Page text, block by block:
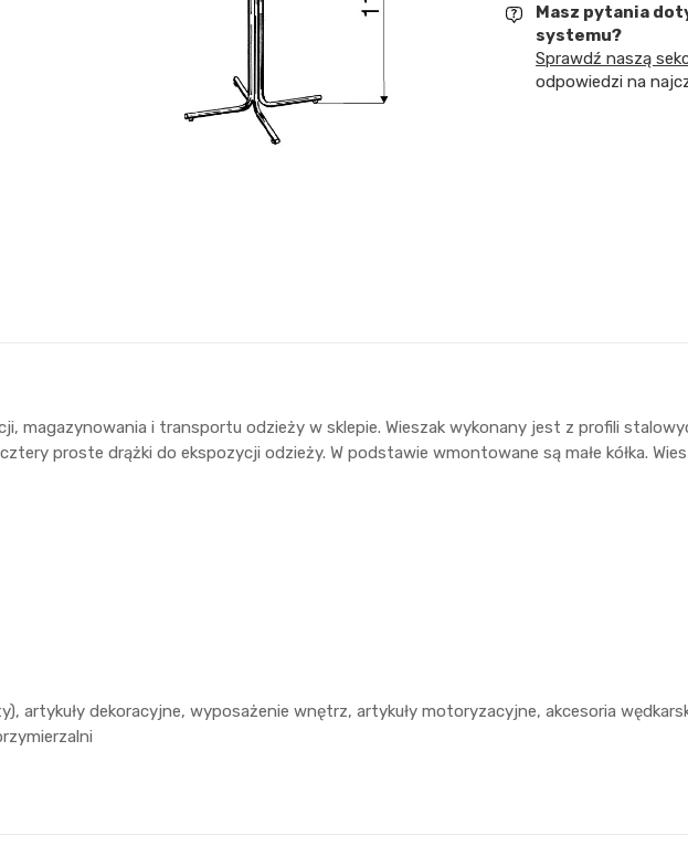
Masz pytania
systemu?
Sprawdź naszą
odpowiedzi na
magazynowania i transportu odzieży w sklepie. Wieszak wykonany jest z profili
proste drążki do ekspozycji odzieży. W podstawie wmontowane są małe kółka.
artykuły dekoracyjne, wyposażenie wnętrz, artykuły motoryzacyjne, akcesoria